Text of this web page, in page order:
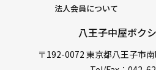
八王子中屋ボク
〒192-0072 東京都八王子市
法人会員について